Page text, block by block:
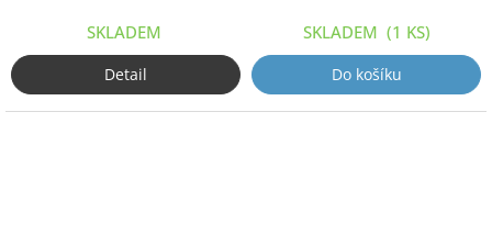
SKLADEM
Detail
SKLADEM (1 KS)
Do košíku